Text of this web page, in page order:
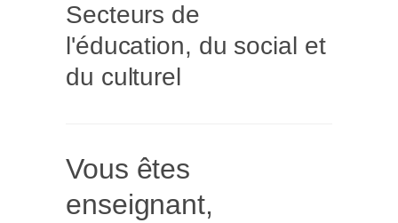
Secteurs de
l'éducation, du social et
du culturel
Vous êtes
enseignant,